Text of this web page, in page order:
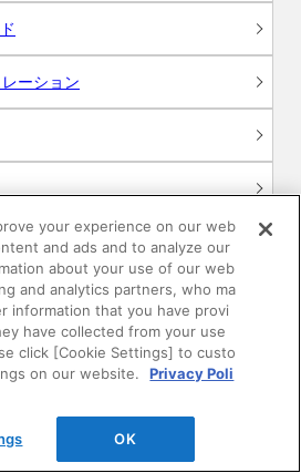
ーション
サイト
your experience on our web
and ads and to analyze our
about your use of our web
and analytics partners, who ma
information that you have provi
have collected from your use
click [Cookie Settings] to custo
on our website.
Privacy Poli
OK